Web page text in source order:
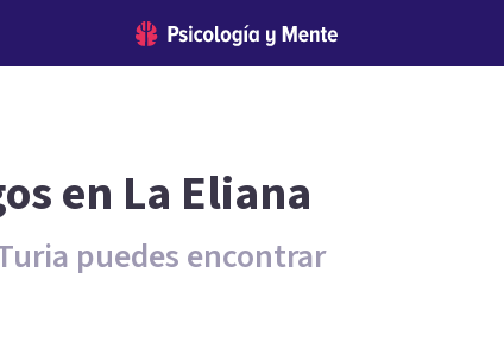
en La Eliana
puedes encontrar